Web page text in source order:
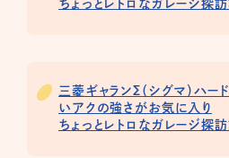
ちょっとレトロなガレージ探
三菱ギャランΣ（シグマ）ハー
いアクの強さがお気に入り
ちょっとレトロなガレージ探